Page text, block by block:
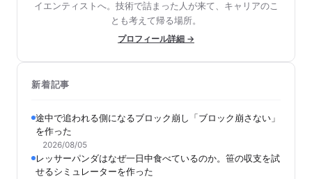
イエンティストへ。技術で詰まった人が来て、キャリアのこ
とも考えて帰る場所。
プロフィール詳細 →
新着記事
途中で追われる側になるブロック崩し「ブロック崩さない」
を作った
2026/08/05
レッサーパンダはなぜ一日中食べているのか。笹の収支を試
せるシミュレーターを作った